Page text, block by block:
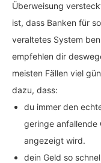
Überweisung
ist, dass Banken für
veraltetes System
empfehlen dir
meisten Fällen viel
dazu, dass:
du immer den
geringe anfallende
angezeigt wird.
dein Geld so